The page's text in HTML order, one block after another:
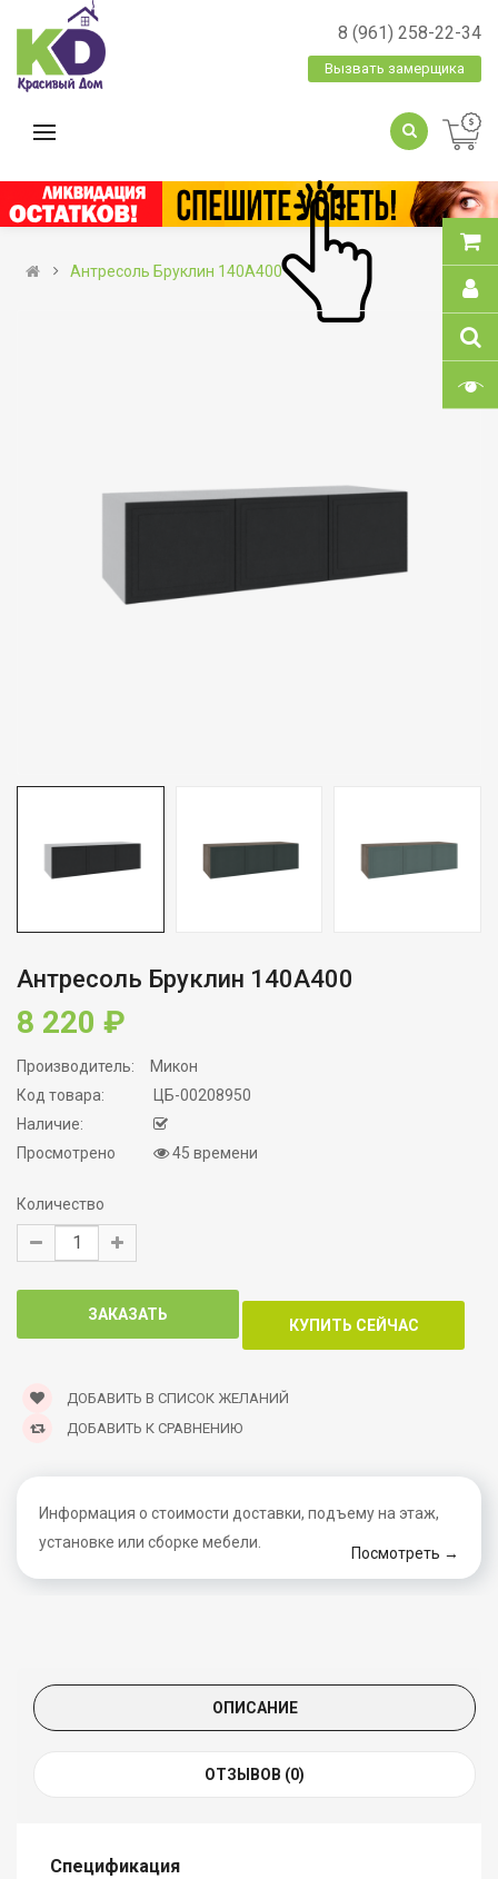
8 (961) 258-22-34
Вызвать замерщика
Антресоль Бруклин 140А400
Антресоль Бруклин 140А400
8 220 ₽
Производитель:
Микон
Код товара:
ЦБ-00208950
Наличие:
Просмотрено
45 времени
Количество
ДОБАВИТЬ В СПИСОК ЖЕЛАНИЙ
ДОБАВИТЬ К СРАВНЕНИЮ
Информация о стоимости доставки, подъему на этаж,
установке или сборке мебели.
Посмотреть →
ОПИСАНИЕ
ОТЗЫВОВ (0)
Спецификация